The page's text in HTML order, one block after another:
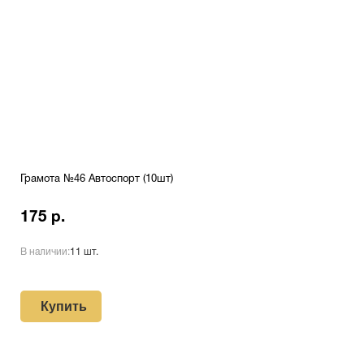
Грамота №46 Автоспорт (10шт)
175 р.
В наличии:11 шт.
Купить